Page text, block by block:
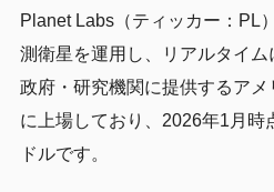
Planet Labs（ティッカー：PL
測衛星を運用し、リアルタイム
政府・研究機関に提供するア
に上場しており、2026年1月時
ドルです。